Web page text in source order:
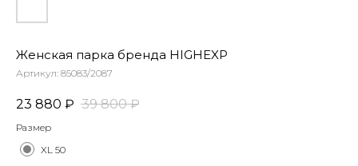
Женская парка бренда HIGHEXP
Артикул: 85083/2087
23 880 ₽ 39 800 ₽
Размер
XL 50